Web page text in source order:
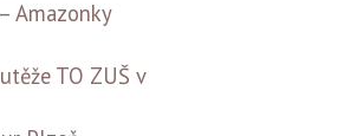
Amazonky
TO ZUŠ v